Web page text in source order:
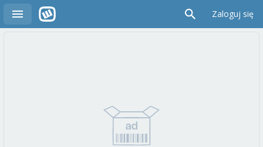
Zaloguj się